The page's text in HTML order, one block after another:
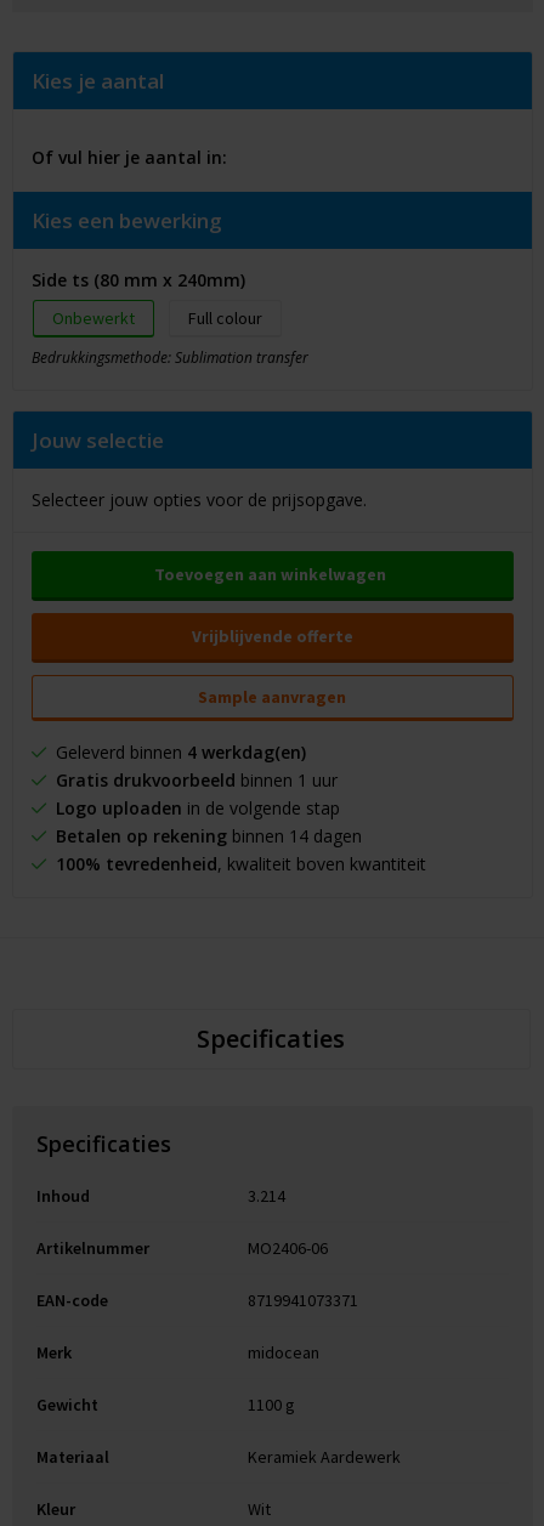
Kies je aantal
Of vul hier je aantal in:
Kies een bewerking
Side ts (80 mm x 240mm)
Onbewerkt Full colour
Bedrukkingsmethode: Sublimation transfer
Jouw selectie
Selecteer jouw opties voor de prijsopgave.
Toevoegen aan winkelwagen
Vrijblijvende offerte
Sample aanvragen
Geleverd binnen 4 werkdag(en)
Gratis drukvoorbeeld binnen 1 uur
Logo uploaden in de volgende stap
Betalen op rekeningbinnen 14 dagen
100% tevredenheid, kwaliteit boven kwantiteit
Specificaties
Specificaties
Inhoud 3.214
Artikelnummer MO2406-06
EAN-code 8719941073371
Merk midocean
Gewicht 1100 g
Materiaal Keramiek Aardewerk
Kleur Wit